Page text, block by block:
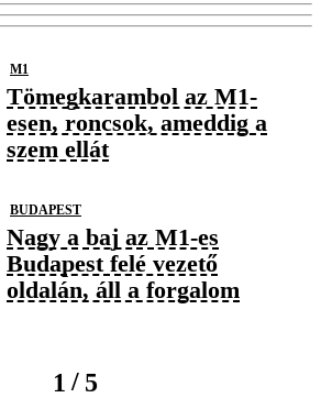
M1
Tömegkarambol az M1-
esen, roncsok, ameddig a
szem ellát
BUDAPEST
Nagy a baj az M1-es
Budapest felé vezető
oldalán, áll a forgalom
1 / 5